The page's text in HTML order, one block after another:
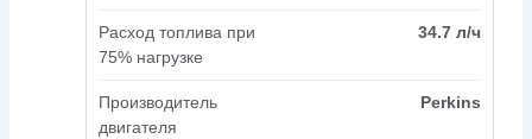
Расход топлива при
75% нагрузке
34.7 л/ч
Производитель
двигателя
Perkins